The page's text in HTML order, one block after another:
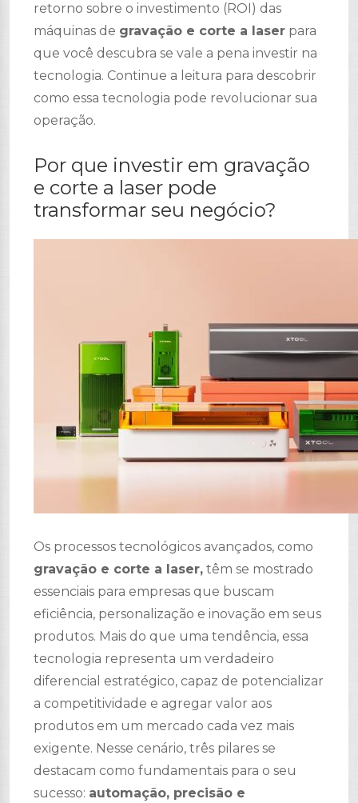
retorno sobre o investimento (ROI) das
máquinas de gravação e corte a laser para
que você descubra se vale a pena investir na
tecnologia. Continue a leitura para descobrir
como essa tecnologia pode revolucionar sua
operação.
Por que investir em gravação
e corte a laser pode
transformar seu negócio?
Os processos tecnológicos avançados, como
gravação e corte a laser, têm se mostrado
essenciais para empresas que buscam
eficiência, personalização e inovação em seus
produtos. Mais do que uma tendência, essa
tecnologia representa um verdadeiro
diferencial estratégico, capaz de potencializar
a competitividade e agregar valor aos
produtos em um mercado cada vez mais
exigente. Nesse cenário, três pilares se
destacam como fundamentais para o seu
sucesso: automação, precisão e